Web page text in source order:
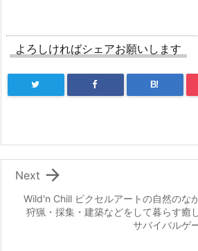
よろしければシェアお願いします
B!
Wild'n Chill ピクセルアートの自然のな
狩猟・採集・建築などをして暮らす癒
サバイバルゲ

Next